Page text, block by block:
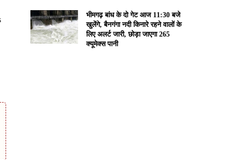
भीमगढ़ बांध के दो गेट आज 11:30 बजे
खुलेंगे, बैनगंगा नदी किनारे रहने वालों के
लिए अलर्ट जारी, छोड़ा जाएगा 265
क्यूमेक्स पानी